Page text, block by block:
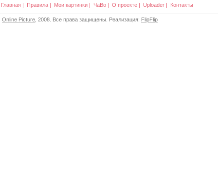
Главная | Правила | Мои картинки | ЧаВо | О проекте | Uploader | Контакты
Online Picture , 2008. Все права защищены. Реализация: FlipFlip